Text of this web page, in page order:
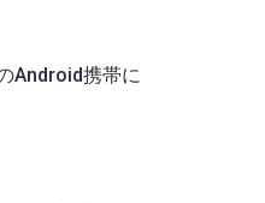
Android携帯に